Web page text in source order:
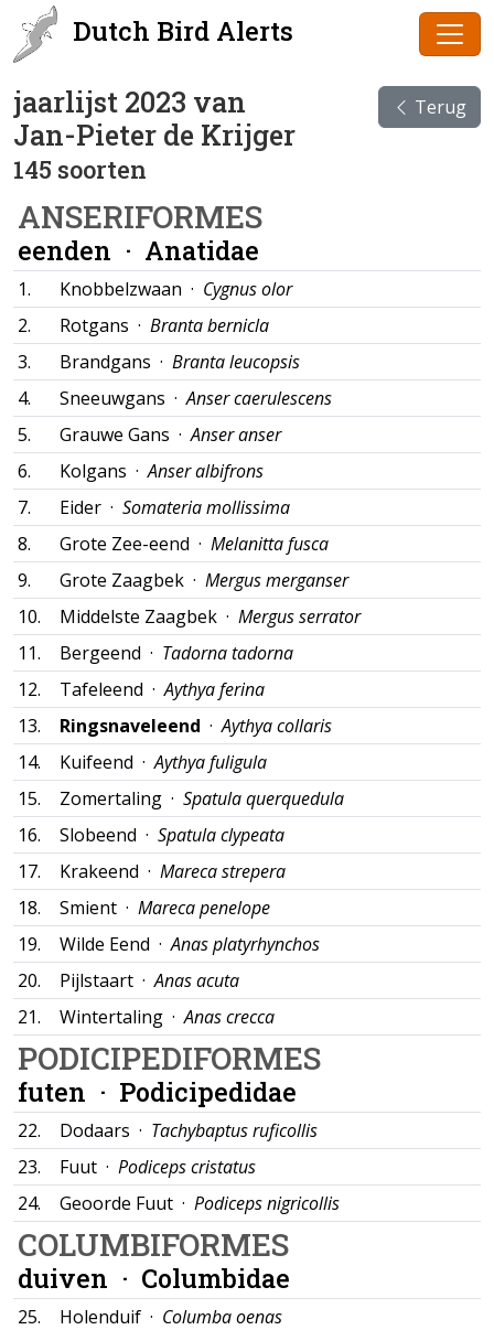
Dutch Bird Alerts
jaarlijst 2023 van
Jan-Pieter de Krijger
145 soorten
Terug
ANSERIFORMES
eenden · Anatidae
1. Knobbelzwaan · Cygnus olor
2.
Rotgans · Branta bernicla
3.
Brandgans · Branta leucopsis
4.
Sneeuwgans ·Anser caerulescens
5.
Grauwe Gans ·Anser anser
6.
Kolgans ·Anser albifrons
7.
Eider · Somateria mollissima
8.
Grote Zee-eend · Melanitta fusca
9.
Grote Zaagbek · Mergus merganser
10.
Middelste Zaagbek · Mergus serrator
11.
Bergeend · Tadorna tadorna
12.
Tafeleend ·Aythya ferina
13.
Ringsnaveleend ·Aythya collaris
14.
Kuifeend ·Aythya fuligula
15.
Zomertaling · Spatula querquedula
16.
Slobeend · Spatula clypeata
17.
Krakeend · Mareca strepera
18.
Smient · Mareca penelope
19.
Wilde Eend ·Anas platyrhynchos
20.
Pijlstaart ·Anas acuta
21.
Wintertaling ·Anas crecca
PODICIPEDIFORMES
futen · Podicipedidae
22. Dodaars · Tachybaptus ruficollis
23.
Fuut · Podiceps cristatus
24.
Geoorde Fuut · Podiceps nigricollis
COLUMBIFORMES
duiven · Columbidae
25. Holenduif · Columba oenas